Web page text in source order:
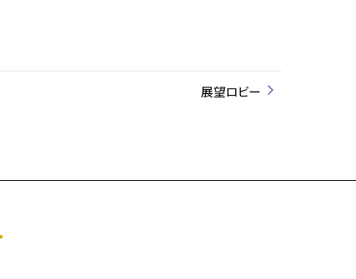
展望ロビー